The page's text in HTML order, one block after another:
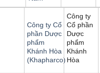
Công ty Cổ
phần Dược
phẩm
Khánh Hòa
(Khapharco)
Công ty
Cổ phần
Dược
phẩm
Khánh
Hòa